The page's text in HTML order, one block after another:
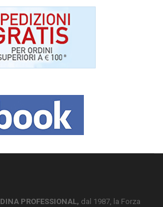
DINA PROFESSIONAL, dal 1987, la Forza